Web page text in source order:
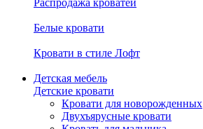
Распродажа кроватей
Белые кровати
Кровати в стиле Лофт
Детская мебель
Детские кровати
Кровати для новорожденных
Двухъярусные кровати